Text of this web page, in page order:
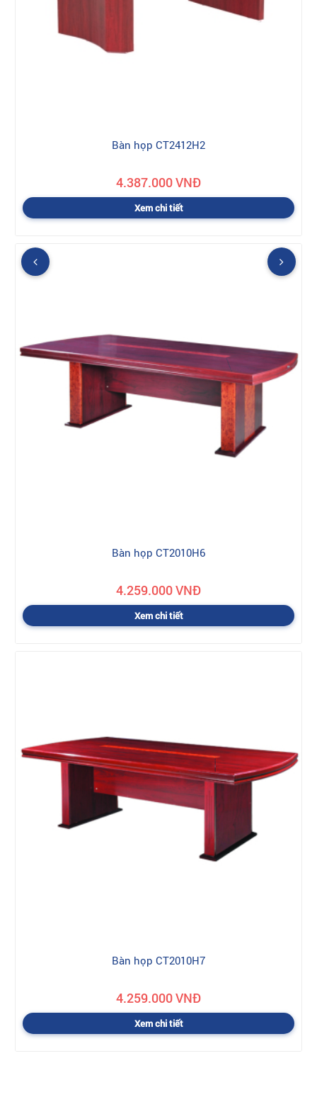
Bàn họp CT2412H2
4.387.000 VNĐ
Xem chi tiết
Bàn họp CT2010H6
4.259.000 VNĐ
Xem chi tiết
Bàn họp CT2010H7
4.259.000 VNĐ
Xem chi tiết